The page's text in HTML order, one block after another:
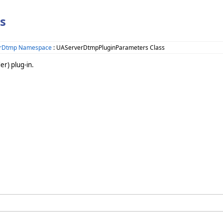
Namespace : UAServerDtmpPluginParameters Class
plug-in.